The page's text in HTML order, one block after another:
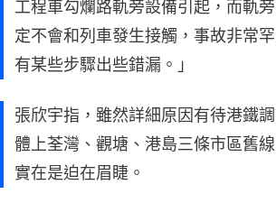
工程車勾爛路軌旁設備引起，而軌
定不會和列車發生接觸，事故非常
有某些步驟出些錯漏。」
張欣宇指，雖然詳細原因有待港鐵
體上荃灣、觀塘、港島三條市區舊
實在是迫在眉睫。